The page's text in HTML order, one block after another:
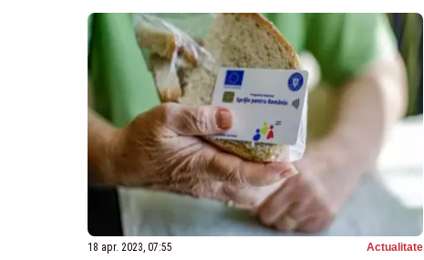
18 apr. 2023, 07:55 Actualitate